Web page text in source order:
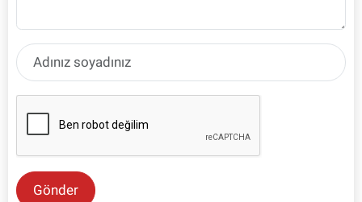
Gönder